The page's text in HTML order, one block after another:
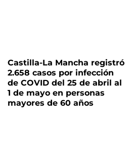
Castilla-La Mancha registró
2.658 casos por infección
de COVID del 25 de abril al
1 de mayo en personas
mayores de 60 años